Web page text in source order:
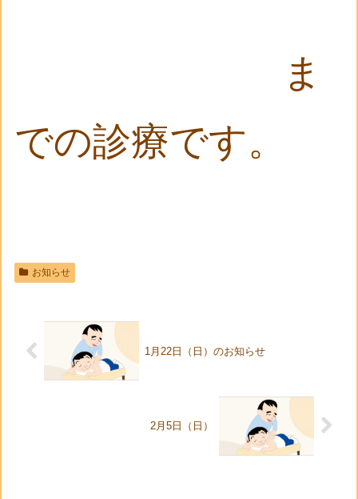
ま
での診療です。
お知らせ
1月22日（日）のお知らせ
2月5日（日）